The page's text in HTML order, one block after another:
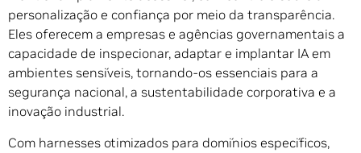
personalização e confiança por meio da transparência.
Eles oferecem a empresas e agências governamentais a
capacidade de inspecionar, adaptar e implantar IA em
ambientes sensíveis, tornando-os essenciais para a
segurança nacional, a sustentabilidade corporativa e a
inovação industrial.
Com harnesses otimizados para domínios específicos,